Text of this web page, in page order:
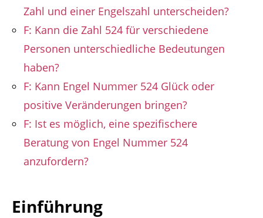
Zahl und einer Engelszahl unterscheiden?
F: Kann die Zahl 524 für verschiedene
Personen unterschiedliche Bedeutungen
haben?
F: Kann Engel Nummer 524 Glück oder
positive Veränderungen bringen?
F: Ist es möglich, eine spezifischere
Beratung von Engel Nummer 524
anzufordern?
Einführung